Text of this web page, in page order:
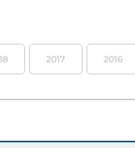
2017 2016